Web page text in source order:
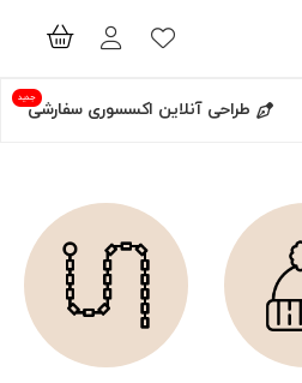
طراحی آنلاین اکسسوری سفارشی
جدید